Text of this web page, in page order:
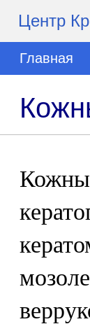
Центр
Главная